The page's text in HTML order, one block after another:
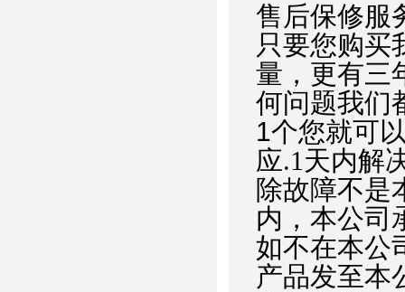
售后保修服
只要您购买
量，更有三
何问题我们
1个您就可
应.1天内解
除故障不是
内，本公司
如不在本公
产品发至本